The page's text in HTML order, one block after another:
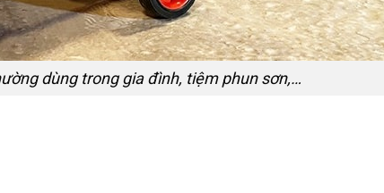
dùng trong gia đình, tiệm phun sơn,…